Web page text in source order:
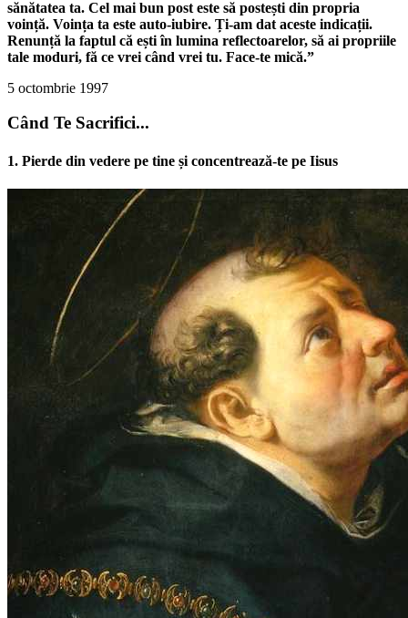
sănătatea ta. Cel mai bun post este să postești din propria
voință. Voința ta este auto-iubire. Ți-am dat aceste indicații.
Renunță la faptul că ești în lumina reflectoarelor, să ai propriile
tale moduri, fă ce vrei când vrei tu. Face-te mică.”
5 octombrie 1997
Când Te Sacrifici...
1. Pierde din vedere pe tine și concentrează-te pe Iisus